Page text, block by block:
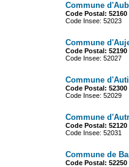
Commune
Code Postal: 52160
Code Insee: 52023
Commune
Code Postal: 52190
Code Insee: 52027
Commune
Code Postal: 52300
Code Insee: 52029
Commune
Code Postal: 52120
Code Insee: 52031
Commune de
Code Postal: 52250